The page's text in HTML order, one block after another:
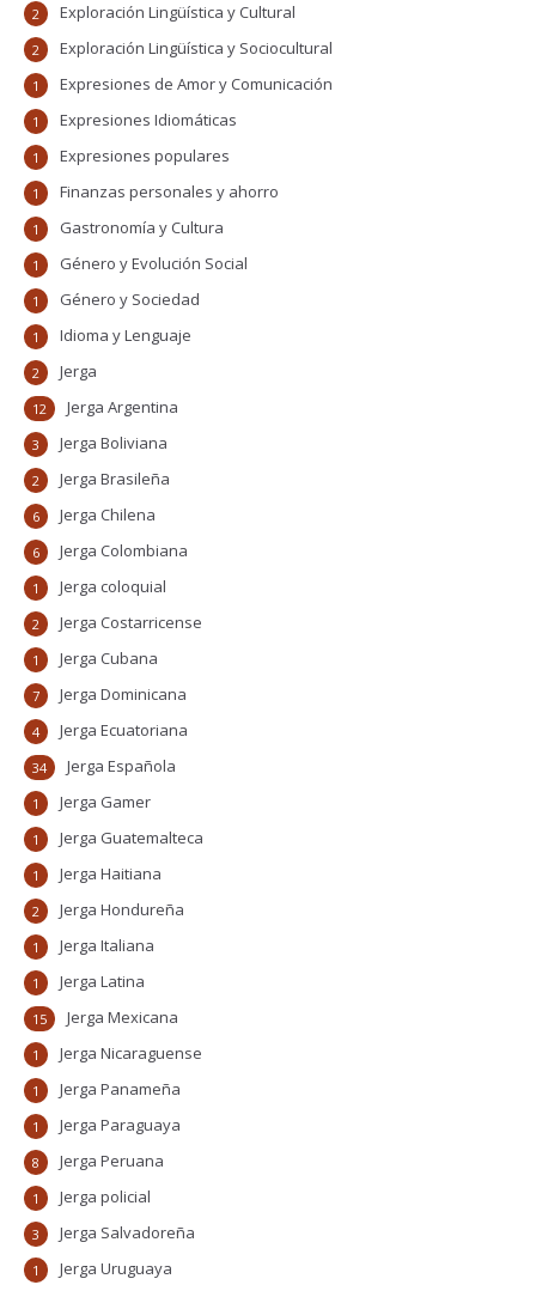
Exploración Lingüística y Cultural
2
Exploración Lingüística y Sociocultural
2
Expresiones de Amor y Comunicación
1
Expresiones Idiomáticas
1
Expresiones populares
1
Finanzas personales y ahorro
1
Gastronomía y Cultura
1
Género y Evolución Social
1
Género y Sociedad
1
Idioma y Lenguaje
1
Jerga
2
Jerga Argentina
12
Jerga Boliviana
3
Jerga Brasileña
2
Jerga Chilena
6
Jerga Colombiana
6
Jerga coloquial
1
Jerga Costarricense
2
Jerga Cubana
1
Jerga Dominicana
7
Jerga Ecuatoriana
4
Jerga Española
34
Jerga Gamer
1
Jerga Guatemalteca
1
Jerga Haitiana
1
Jerga Hondureña
2
Jerga Italiana
1
Jerga Latina
1
Jerga Mexicana
15
Jerga Nicaraguense
1
Jerga Panameña
1
Jerga Paraguaya
1
Jerga Peruana
8
Jerga policial
1
Jerga Salvadoreña
3
Jerga Uruguaya
1